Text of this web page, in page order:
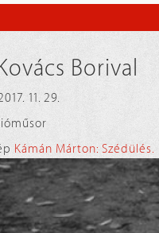
Borival
11. 29.
Kámán Márton: Szédülés.